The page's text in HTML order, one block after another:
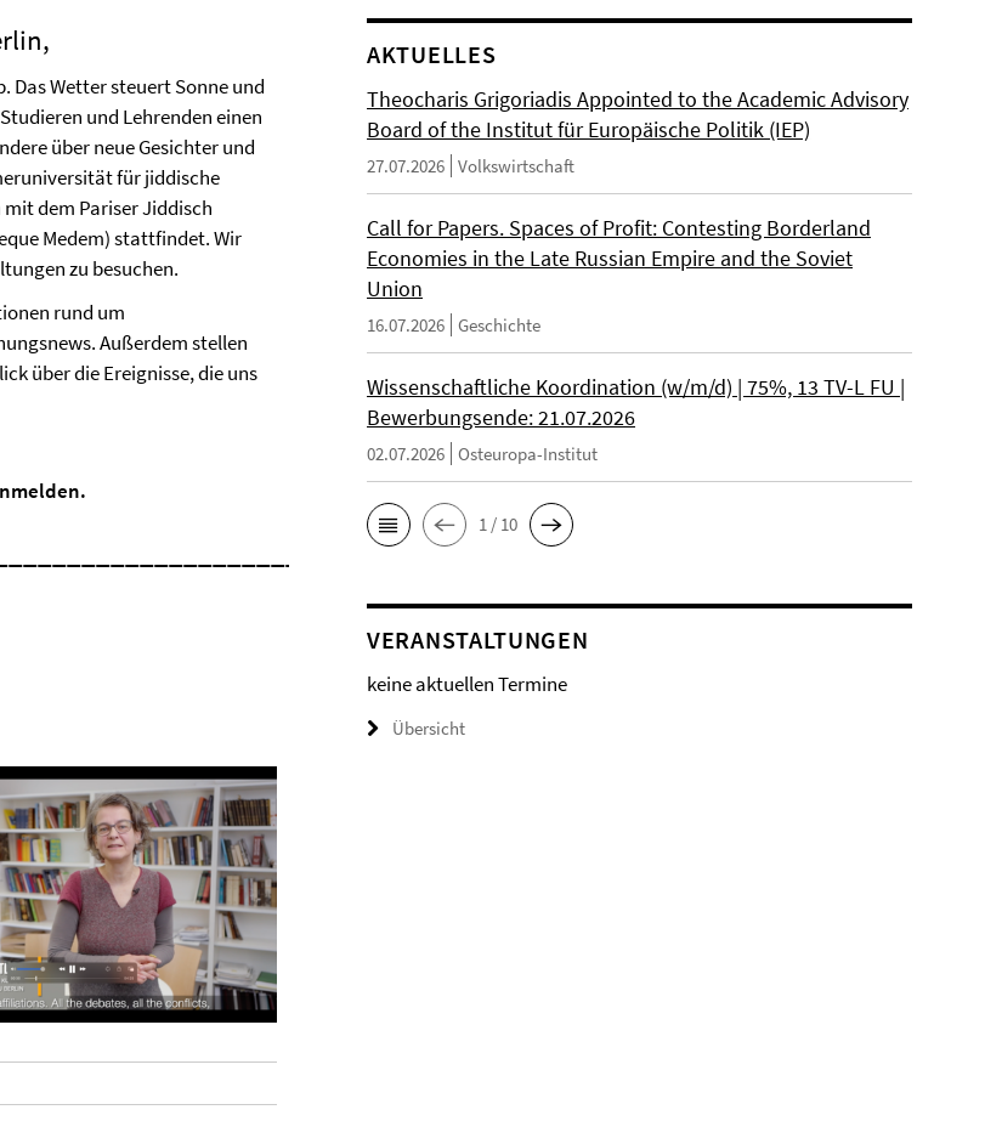
Wetter steuert Sonne und
und Lehrenden einen
über neue Gesichter und
für jiddische
dem Pariser Jiddisch
Medem) stattfindet. Wir
zu besuchen.
rund um
Außerdem stellen
über die Ereignisse, die uns
AKTUELLES
Theocharis Grigoriadis Appointed to the Academic Advisory
Board of the Institut für Europäische Politik (IEP)
27.07.2026 Volkswirtschaft
Call for Papers. Spaces of Profit: Contesting Borderland
Economies in the Late Russian Empire and the Soviet
Union
16.07.2026 Geschichte
Wissenschaftliche Koordination (w/m/d) | 75%, 13 TV-L FU |
Bewerbungsende: 21.07.2026
02.07.2026 Osteuropa-Institut
1 / 10
VERANSTALTUNGEN
keine aktuellen Termine
Übersicht